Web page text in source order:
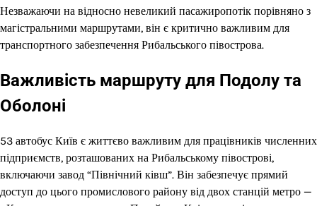
Незважаючи на відносно невеликий пасажиропотік порівняно з
магістральними маршрутами, він є критично важливим для
транспортного забезпечення Рибальського півострова.
Важливість маршруту для Подолу та
Оболоні
53 автобус Київ є життєво важливим для працівників численних
підприємств, розташованих на Рибальському півострові,
включаючи завод “Північний ківш”. Він забезпечує прямий
доступ до цього промислового району від двох станцій метро —